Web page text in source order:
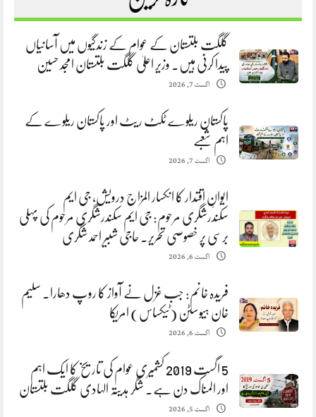
گلگت بلتستان کے عوام کے زندگیوں میں آسانیاں
پیدا کرنی ہیں. وزیر اعلیٰ گلگت بلتستان امجد حسین
اگست 7, 2026
پاکستان ریلوے ٹکٹ ریٹ اور پاکستان ریلوے کے
اہم شعبے
اگست 7, 2026
ایوانِ اقتدار کا انکسار المزاج درویش، جی ایم
سکندرشگری مرحوم: جی ایم سکندرشگری مرحوم کی پہلی
برسی پر خصوصی تحریر. حاجی شبیر احمد شگری
اگست 6, 2026
فریدہ خانم: جب غزل نے آواز کا روپ دھارا. سلیم
خان ہیوسٹن (ٹیکساس) امریکا
اگست 6, 2026
5 اگست 2019 کشمیری عوام کی تاریخ کا ایک اہم
اور المناک دن ہے. شگر ہدیتہ الہادی گلگت بلتستان
اگست 5, 2026